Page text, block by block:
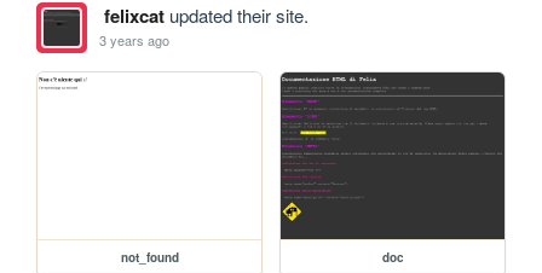
felixcatupdated their site.
3 years ago
not_found doc